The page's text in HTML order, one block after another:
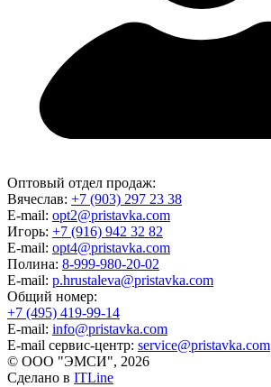
Оптовый отдел продаж:
Вячеслав: +7 (903) 297 23 38
E-mail: opt2@pristavka.com
Игорь: +7 (916) 942 32 82
E-mail: opt4@pristavka.com
Полина: 8-999-980-20-02
E-mail: p.hrustaleva@pristavka.com
Общий номер:
+7 (495) 419-99-14
E-mail: info@pristavka.com
E-mail сервис-центр: service@pristavka.com
© ООО "ЭМСИ", 2026
Сделано в ITLine